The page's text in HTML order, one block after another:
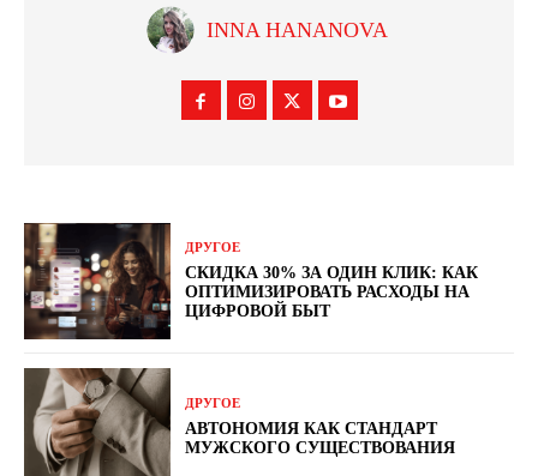
INNA HANANOVA
ДРУГОЕ
СКИДКА 30% ЗА ОДИН КЛИК: КАК
ОПТИМИЗИРОВАТЬ РАСХОДЫ НА
ЦИФРОВОЙ БЫТ
ДРУГОЕ
АВТОНОМИЯ КАК СТАНДАРТ
МУЖСКОГО СУЩЕСТВОВАНИЯ